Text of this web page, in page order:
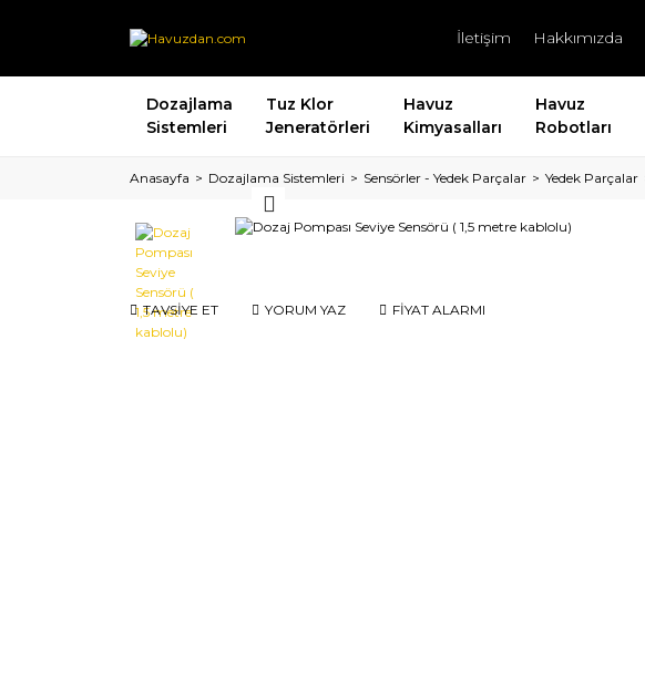
İletişim Hakkımızda
Dozajlama
Sistemleri
Tuz Klor
Jeneratörleri
Havuz
Kimyasalları
Havuz
Robotları
Anasayfa Dozajlama Sistemleri Sensörler - Yedek Parçalar Yedek Parçalar
TAVSİYE ET YORUM YAZ FİYAT ALARMI